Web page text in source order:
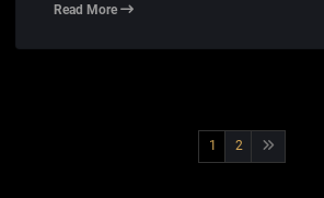
Read More
1 2